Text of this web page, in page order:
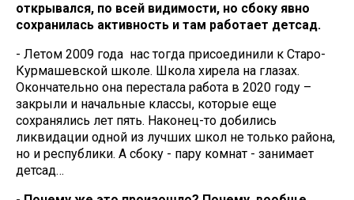
открывался, по всей видимости, но сбоку явно
сохранилась активность и там работает детсад.
- Летом 2009 года нас тогда присоединили к Старо-
Курмашевской школе. Школа хирела на глазах.
Окончательно она перестала работа в 2020 году –
закрыли и начальные классы, которые еще
сохранялись лет пять. Наконец-то добились
ликвидации одной из лучших школ не только района,
но и республики. А сбоку - пару комнат - занимает
детсад…